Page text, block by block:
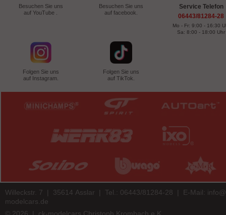
Besuchen Sie uns
auf YouTube .
Besuchen Sie uns
auf facebook.
Folgen Sie uns
auf Instagram.
Folgen Sie uns
auf TikTok.
Service Telefon
06443/81284-28
Mo - Fr: 9:00 - 16:30
Sa: 8:00 - 18:00 Uhr
Willeckstr. 7 | 35614 Asslar | Tel.: 06443/81284-28 | E-Mail:
modelcars.de
© 2026 | ck-modelcars Christoph Krombach e.K.